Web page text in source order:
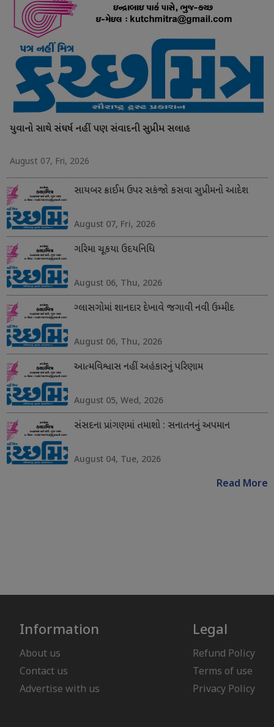
યુવાનો સાથે સંઘર્ષ નહીં પણ સંવાદની સુપ્રીમ સલાહ
August 07, Fri, 2026
સાયબર ક્રાઈમ ઉપર સકંજો કસવા સુપ્રીમનો આદેશ
August 07, Fri, 2026
ગરિમા ચૂકયા ઉદયનિધિ
August 06, Thu, 2026
ગ્લાસગોમાં શાનદાર દેખાવે જગાવી નવી ઉમ્મીદ
August 06, Thu, 2026
આત્મવિશ્વાસ નહીં અહંકારનું પરિણામ
August 05, Wed, 2026
સંસદના પ્રાંગણમાં તમાશો : સનાતનનું અપમાન
August 04, Tue, 2026
Read More
Information
About us
Contact us
Advertise with us
Legal
Refund Policy
Terms of use
Privacy Policy